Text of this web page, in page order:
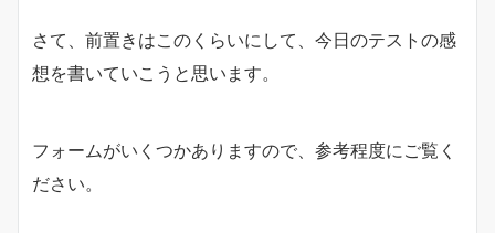
さて、前置きはこのくらいにして、今日のテストの感
想を書いていこうと思います。
フォームがいくつかありますので、参考程度にご覧く
ださい。